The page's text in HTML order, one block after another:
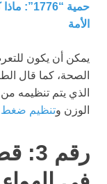
حمية
الأمة
يمكن أن يكون
الصحة، كما قال
الذي يتم تنظيمه
الوزن وتنظيم ضغط
رقم